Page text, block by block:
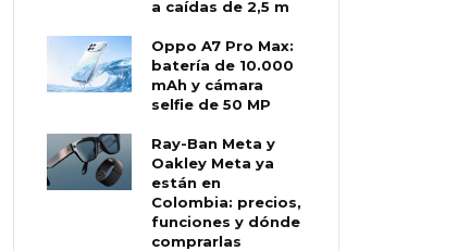
a caídas de 2,5 m
Oppo A7 Pro Max:
batería de 10.000
mAh y cámara
selfie de 50 MP
Ray-Ban Meta y
Oakley Meta ya
están en
Colombia: precios,
funciones y dónde
comprarlas